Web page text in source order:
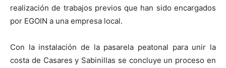
realización de trabajos previos que han sido encargados
por EGOIN a una empresa local.
Con la instalación de la pasarela peatonal para unir la
costa de Casares y Sabinillas se concluye un proceso en